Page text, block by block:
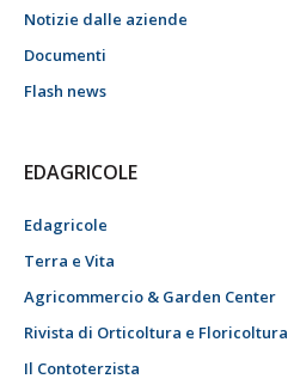
Notizie dalle aziende
Documenti
Flash news
EDAGRICOLE
Edagricole
Terra e Vita
Agricommercio & Garden Center
Rivista di Orticoltura e Floricoltura
Il Contoterzista